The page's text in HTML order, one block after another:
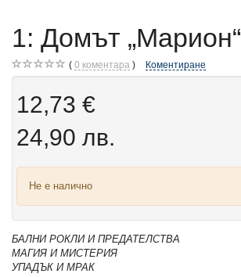
1: Домът „Марион“
0 коментара Коментиране
12,73 €
24,90 лв.
Не е налично
БАЛНИ РОКЛИ И ПРЕДАТЕЛСТВА
МАГИЯ И МИСТЕРИЯ
УПАДЪК И МРАК